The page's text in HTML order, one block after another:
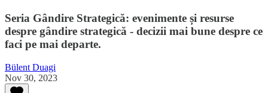
Seria Gândire Strategică: evenimente și resurse
despre gândire strategică - decizii mai bune despre ce
faci pe mai departe.
Bülent Duagi
Nov 30, 2023